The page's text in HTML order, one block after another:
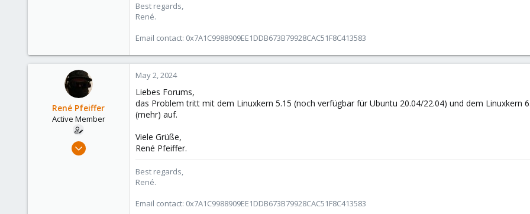
Best regards,
René.
Email contact: 0x7A1C9988909EE1DDB673B79928CAC51F8C413583
René Pfeiffer
Active Member
Oct 29, 2018
May 2, 2024
Liebes Forums,
das Problem tritt mit dem Linuxkern 5.15 (noch verfügbar für Ubuntu 20.04/22.04) und dem Linuxkern
(mehr) auf.
Viele Grüße,
René Pfeiffer.
Best regards,
René.
Email contact: 0x7A1C9988909EE1DDB673B79928CAC51F8C413583